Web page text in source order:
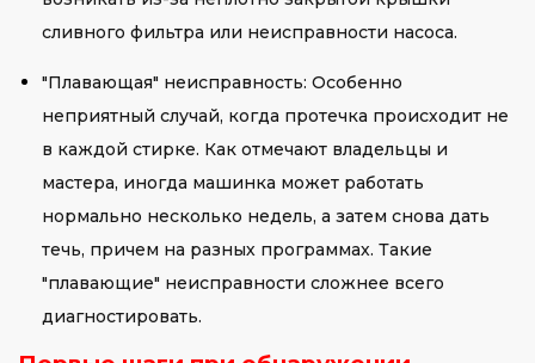
сливного фильтра или неисправности насоса.
"Плавающая" неисправность: Особенно
неприятный случай, когда протечка происходит не
в каждой стирке. Как отмечают владельцы и
мастера, иногда машинка может работать
нормально несколько недель, а затем снова дать
течь, причем на разных программах. Такие
"плавающие" неисправности сложнее всего
диагностировать.